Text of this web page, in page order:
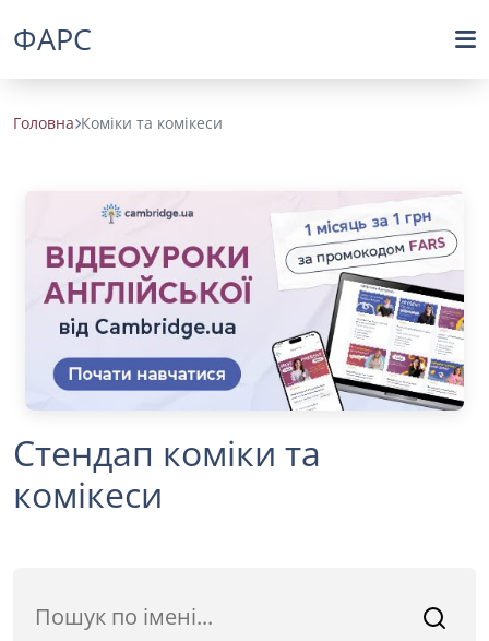
ФАРС
Головна Коміки та комікеси
Стендап коміки та
комікеси